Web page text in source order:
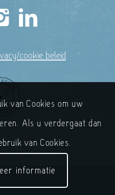
cookie beleid
van Cookies om uw
Als u verdergaat dan
van Cookies.
informatie